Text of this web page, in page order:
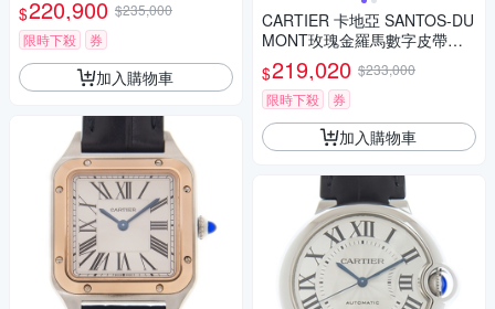
$220,900 $235,000
限時下殺
券
加入購物車
CARTIER 卡地亞 SANTOS-DU
MONT玫瑰金羅馬數字皮帶大
型款(W2SA0011)x 43.5mm
$219,020 $233,000
限時下殺
券
加入購物車